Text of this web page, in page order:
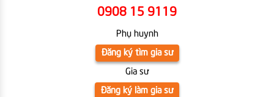
0908 15 9119
Phụ huynh
Đăng ký tìm gia sư
Gia sư
Đăng ký làm gia sư